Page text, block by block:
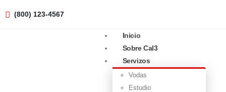
(800) 123-4567
Inicio
Sobre Cal3
Servizos
Vodas
Estudio